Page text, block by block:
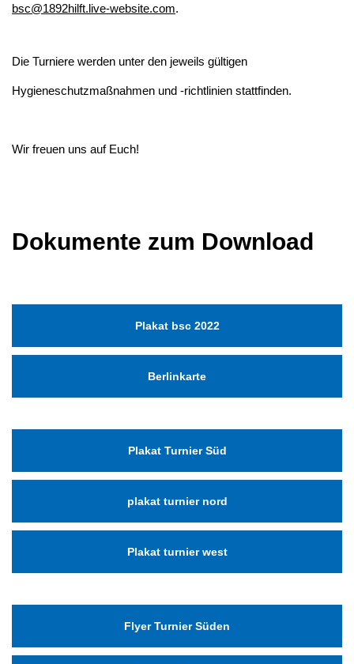
bsc@1892hilft.live-website.com.
Die Turniere werden unter den jeweils gültigen
Hygieneschutzmaßnahmen und -richtlinien stattfinden.
Wir freuen uns auf Euch!
Dokumente zum Download
Plakat bsc 2022
Berlinkarte
Plakat Turnier Süd
plakat turnier nord
Plakat turnier west
Flyer Turnier Süden